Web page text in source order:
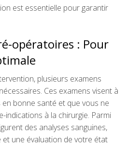
est essentielle pour garantir
opératoires : Pour
plusieurs examens
Ces examens visent à
en bonne santé et que vous ne
indications à la chirurgie. Parmi
des analyses sanguines,
et une évaluation de votre état